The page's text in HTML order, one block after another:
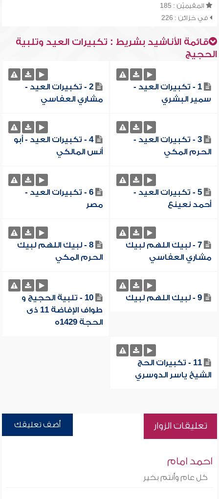
المقيميّن : 185
في خزائن : 226
قائمة الأناشيد بشريط : تكبيرات العيد وتلبية
الحجيج
1 - تكبيرات العيد -
سمير البشري
2 - تكبيرات العيد -
مشاري العفاسي
3 - تكبيرات العيد -
الحرم المكي
4 - تكبيرات العيد - أبو
أنس المالكي
5 - تكبيرات العيد -
أحمد نعينع
6 - تكبيرات العيد -
مصر
7 - لبيك اللهم لبيك
مشاري العفاسي
8 - لبيك اللهم لبيك
الحرم المكي
9 - لبيك اللهم لبيك
10 - تلبية الحجيج و
طواف الإفاضة 11 ذى
الحجة 1429ه
11 - تكبيرات الحج
الشيخ ياسر الدوسري
تعليقات الزوار أضف تعليقك
احمد امام
كل عام وأنتم بخير